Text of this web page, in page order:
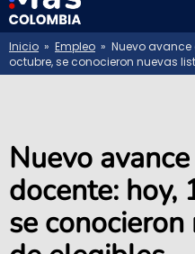
Inicio » Empleo » Nuevo avance
octubre, se conocieron nuevas
Nuevo
docente: hoy,
se